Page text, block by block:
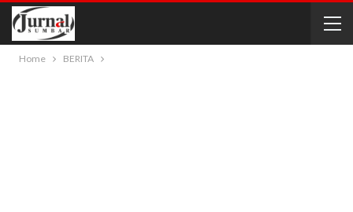
Home BERITA